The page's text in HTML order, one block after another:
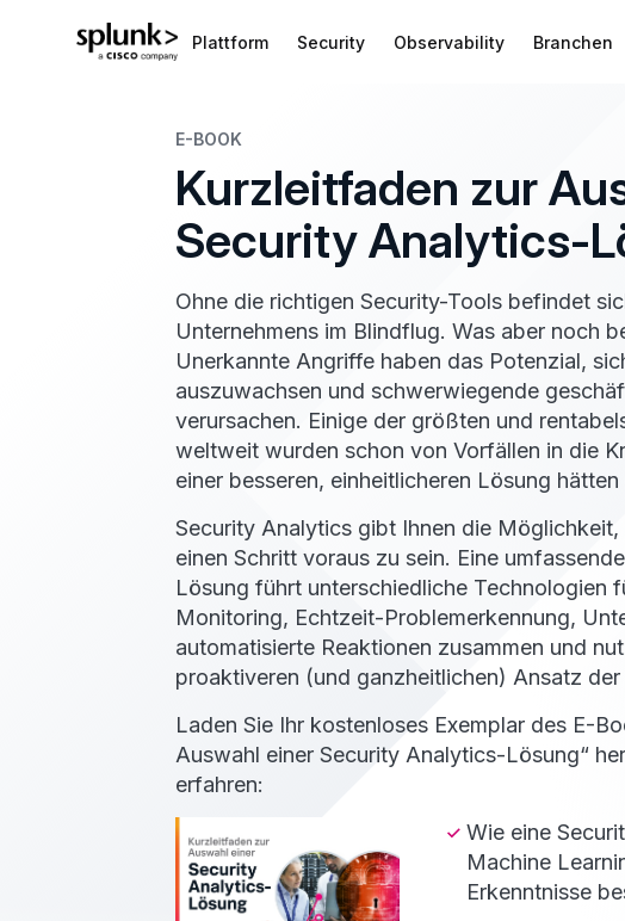
Plattform Security Observability Branchen
E-BOOK
Kurzleitfaden zur
Security Analytics-
Ohne die richtigen Security-Tools befindet
Unternehmens im Blindflug. Was aber noch
Unerkannte Angriffe haben das Potenzial,
auszuwachsen und schwerwiegende
verursachen. Einige der größten und
weltweit wurden schon von Vorfällen in die
einer besseren, einheitlicheren Lösung
Security Analytics gibt Ihnen die Möglichkeit,
einen Schritt voraus zu sein. Eine
Lösung führt unterschiedliche Technologien
Monitoring, Echtzeit-Problemerkennung,
automatisierte Reaktionen zusammen und
proaktiveren (und ganzheitlichen) Ansatz
Laden Sie Ihr kostenloses Exemplar des E-
Auswahl einer Security Analytics-Lösung“
erfahren:
Wie eine
Machine
Erkenntnisse